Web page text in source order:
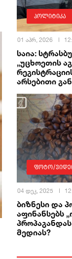
პოლიტიკა
01 აპრ, 2026
საია:
„უცხოეთის
არსებითი
ფოტო/
04 დეკ, 2025
ბიზნესი და
აფინანსებს
მედიას?